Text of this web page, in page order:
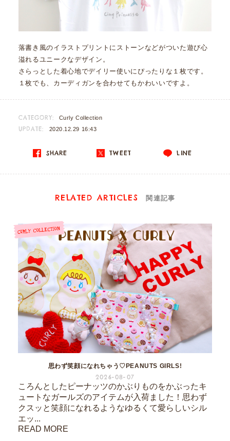
落書き風のイラストプリントにストーンなどがついた遊び心
溢れるユニークなデザイン。
さらっとした着心地でデイリー使いにぴったりな１枚です。
１枚でも、カーディガンを合わせてもかわいいですよ。
CATEGORY: Curly Collection
UPDATE: 2020.12.29 16:43
SHARE TWEET LINE
RELATED ARTICLES 関連記事
思わず笑顔になれちゃう♡PEANUTS GIRLS!
2026-08-07
ころんとしたピーナッツのかぶりものをかぶったキ
ュートなガールズのアイテムが入荷ました！思わず
クスッと笑顔になれるようなゆるくて愛らしいシル
エッ...
READ MORE